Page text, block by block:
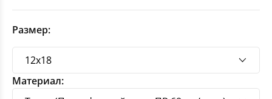
Размер:
Материал: